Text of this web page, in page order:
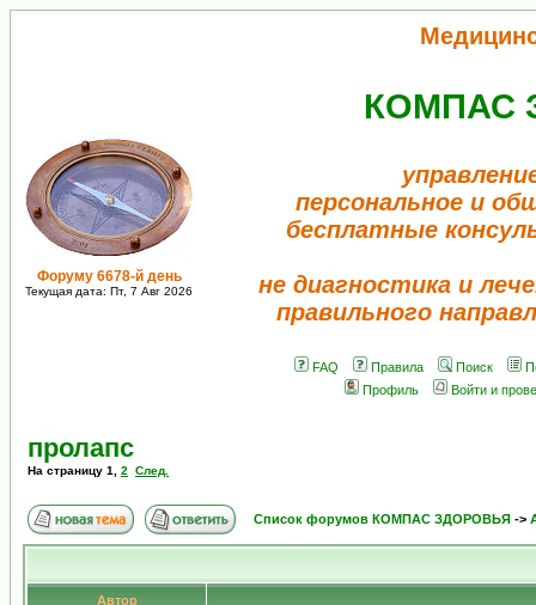
Форуму 6678-й день
Текущая дата: Пт, 7 Авг 2026
КОМПАС
персональное и
бесплатные
не диагностика и
правильного
FAQ Правила Поиск
Профиль
Войти и
пролапс
На страницу 1 2 След.
Список форумов КОМПАС ЗДОРОВЬЯ ->
Автор